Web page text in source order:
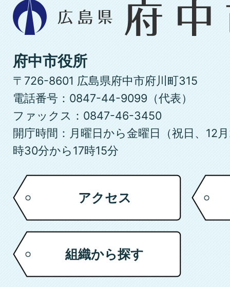
広
島
県
府
中
市
府中市役所
〒726-8601 広島県府中市府川町315
電話番号：0847-44-9099（代表）
ファックス：0847-46-3450
開庁時間：月曜日から金曜日（祝日、12
時30分から17時15分
アクセス
組織から探す